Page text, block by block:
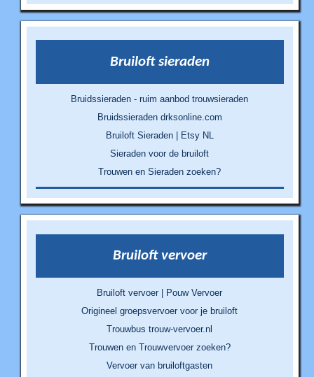
Bruiloft sieraden
Bruidssieraden - ruim aanbod trouwsieraden
Bruidssieraden drksonline.com
Bruiloft Sieraden | Etsy NL
Sieraden voor de bruiloft
Trouwen en Sieraden zoeken?
Bruiloft vervoer
Bruiloft vervoer | Pouw Vervoer
Origineel groepsvervoer voor je bruiloft
Trouwbus trouw-vervoer.nl
Trouwen en Trouwvervoer zoeken?
Vervoer van bruiloftgasten